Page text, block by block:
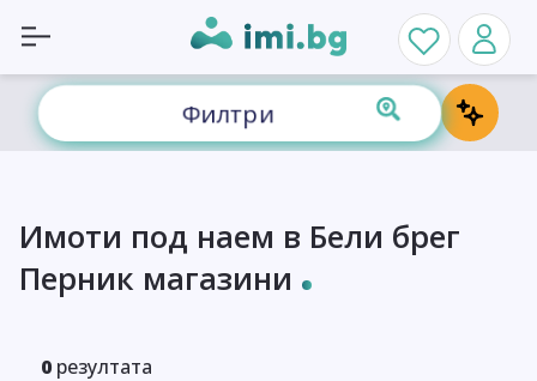
Филтри
Имоти под наем в Бели брег
Перник магазини
0 резултата